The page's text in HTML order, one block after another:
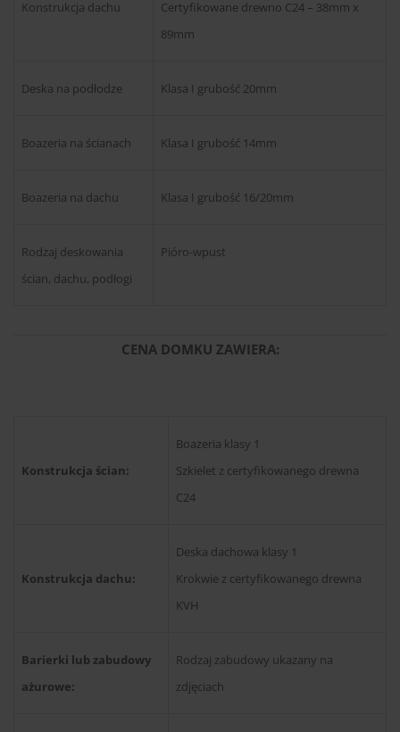
Konstrukcja dachu
Certyfikowane drewno C24 – 38mm x
89mm
Deska na podłodze Klasa I grubość 20mm
Boazeria na ścianach Klasa I grubość 14mm
Boazeria na dachu Klasa I grubość 16/20mm
Rodzaj deskowania
ścian, dachu, podłogi
Pióro-wpust
CENA DOMKU ZAWIERA:
Konstrukcja ścian:
Boazeria klasy 1
Szkielet z certyfikowanego drewna
C24
Konstrukcja dachu:
Deska dachowa klasy 1
Krokwie z certyfikowanego drewna
KVH
Barierki lub zabudowy
ażurowe:
Rodzaj zabudowy ukazany na
zdjęciach